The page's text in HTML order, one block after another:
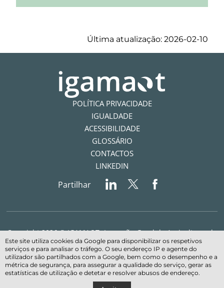
Última atualização: 2026-02-10
POLÍTICA PRIVACIDADE
IGUALDADE
ACESSIBILIDADE
GLOSSÁRIO
CONTACTOS
LINKEDIN
Partilhar
Copyright 2026 © IGAMAOT- Inspeção-Geral da Agricultura, do
Mar, do Ambiente e do Ordenamento do Território - Todos os
direitos reservados
Este site utiliza cookies da Google para disponibilizar os respetivos
serviços e para analisar o tráfego. O seu endereço IP e agente do
utilizador são partilhados com a Google, bem como o desempenho e a
métrica de segurança, para assegurar a qualidade do serviço, gerar as
estatísticas de utilização e detetar e resolver abusos de endereço.